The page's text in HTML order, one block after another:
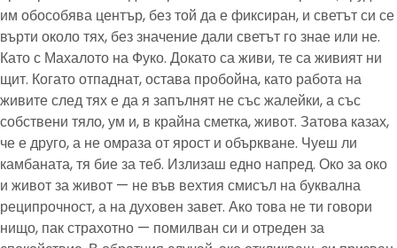
им обособява център, без той да е фиксиран, и светът си се
върти около тях, без значение дали светът го знае или не.
Като с Махалото на Фуко. Докато са живи, те са живият ни
щит. Когато отпаднат, остава пробойна, като работа на
живите след тях е да я запълнят не със жалейки, а със
собствени тяло, ум и, в крайна сметка, живот. Затова казах,
че е друго, а не омраза от ярост и объркване. Чуеш ли
камбаната, тя бие за теб. Излизаш едно напред. Око за око
и живот за живот — не във вехтия смисъл на буквална
реципрочност, а на духовен завет. Ако това не ти говори
нищо, пак страхотно — помилван си и отреден за